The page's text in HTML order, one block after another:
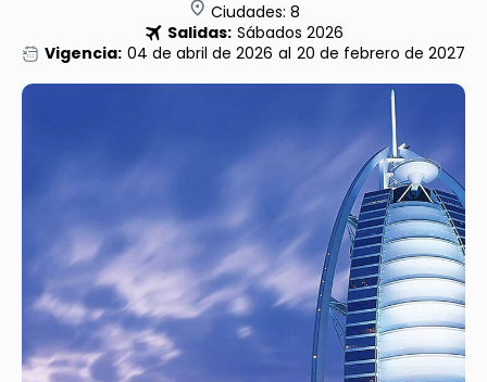
Ciudades: 8
Salidas: Sábados 2026
Vigencia: 04 de abril de 2026 al 20 de febrero de 2027